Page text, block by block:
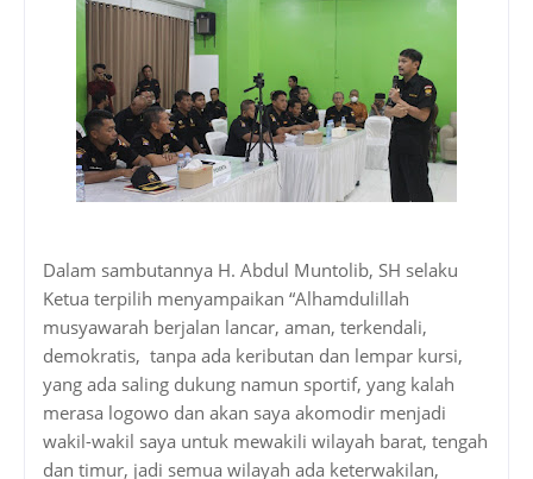
Dalam sambutannya H. Abdul Muntolib, SH selaku
Ketua terpilih menyampaikan “Alhamdulillah
musyawarah berjalan lancar, aman, terkendali,
demokratis, tanpa ada keributan dan lempar kursi,
yang ada saling dukung namun sportif, yang kalah
merasa logowo dan akan saya akomodir menjadi
wakil-wakil saya untuk mewakili wilayah barat, tengah
dan timur, jadi semua wilayah ada keterwakilan,